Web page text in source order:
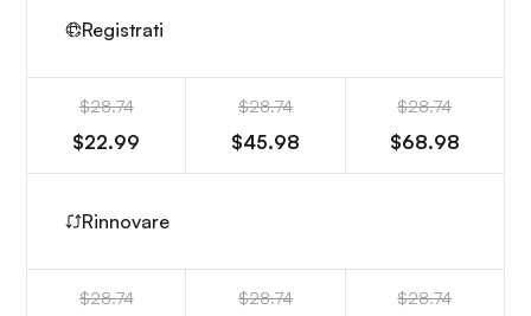
Registrati
$28.74
$22.99
$28.74
$45.98
$28.74
$68.98
Rinnovare
$28.74 $28.74 $28.74